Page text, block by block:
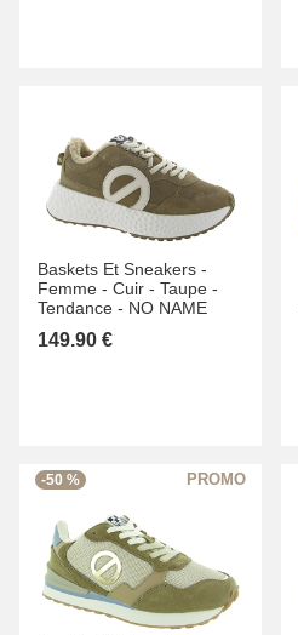
Baskets Et Sneakers -
Femme - Cuir - Taupe -
Tendance - NO NAME
149.90 €
-50 %